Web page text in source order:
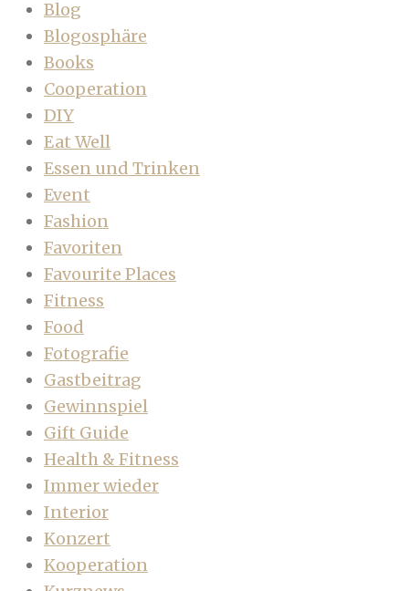
Blog
Blogosphäre
Books
Cooperation
DIY
Eat Well
Essen und Trinken
Event
Fashion
Favoriten
Favourite Places
Fitness
Food
Fotografie
Gastbeitrag
Gewinnspiel
Gift Guide
Health & Fitness
Immer wieder
Interior
Konzert
Kooperation